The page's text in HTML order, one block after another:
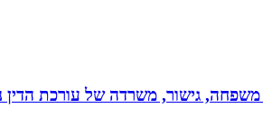
משפחה, גישור, משרדה של עורכת